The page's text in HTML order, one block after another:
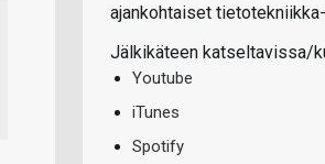
ajankohtaiset
Jälkikäteen katseltavissa/
Youtube
iTunes
Spotify